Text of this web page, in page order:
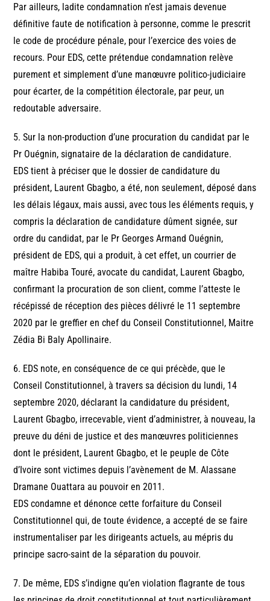
Par ailleurs, ladite condamnation n’est jamais devenue
définitive faute de notification à personne, comme le prescrit
le code de procédure pénale, pour l’exercice des voies de
recours. Pour EDS, cette prétendue condamnation relève
purement et simplement d’une manœuvre politico-judiciaire
pour écarter, de la compétition électorale, par peur, un
redoutable adversaire.
5. Sur la non-production d’une procuration du candidat par le
Pr Ouégnin, signataire de la déclaration de candidature.
EDS tient à préciser que le dossier de candidature du
président, Laurent Gbagbo, a été, non seulement, déposé dans
les délais légaux, mais aussi, avec tous les éléments requis, y
compris la déclaration de candidature dûment signée, sur
ordre du candidat, par le Pr Georges Armand Ouégnin,
président de EDS, qui a produit, à cet effet, un courrier de
maître Habiba Touré, avocate du candidat, Laurent Gbagbo,
confirmant la procuration de son client, comme l’atteste le
récépissé de réception des pièces délivré le 11 septembre
2020 par le greffier en chef du Conseil Constitutionnel, Maitre
Zédia Bi Baly Apollinaire.
6. EDS note, en conséquence de ce qui précède, que le
Conseil Constitutionnel, à travers sa décision du lundi, 14
septembre 2020, déclarant la candidature du président,
Laurent Gbagbo, irrecevable, vient d’administrer, à nouveau, la
preuve du déni de justice et des manœuvres politiciennes
dont le président, Laurent Gbagbo, et le peuple de Côte
d’Ivoire sont victimes depuis l’avènement de M. Alassane
Dramane Ouattara au pouvoir en 2011.
EDS condamne et dénonce cette forfaiture du Conseil
Constitutionnel qui, de toute évidence, a accepté de se faire
instrumentaliser par les dirigeants actuels, au mépris du
principe sacro-saint de la séparation du pouvoir.
7. De même, EDS s’indigne qu’en violation flagrante de tous